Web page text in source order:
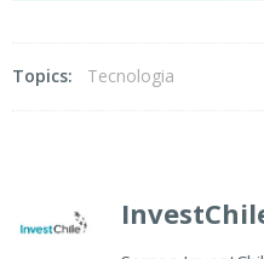
Topics: Tecnologia